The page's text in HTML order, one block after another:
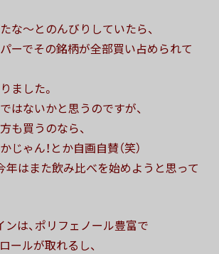
な〜とのんびりしていたら、
ーでその銘柄が全部買い占められて
ました。
はないかと思うのですが、
も買うのなら、
ゃん！とか自画自賛（笑）
年はまた飲み比べを始めようと思って
は、ポリフェノール豊富で
ールが取れるし、